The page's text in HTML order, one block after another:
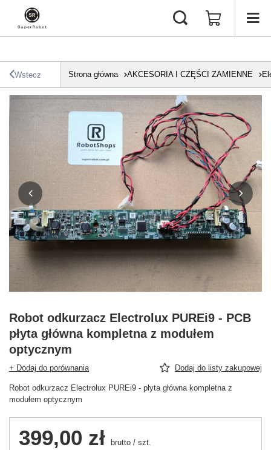
Wstecz Strona główna AKCESORIA I CZĘŚCI ZAMIENNE
Robot odkurzacz Electrolux PUREi9 - PCB
płyta główna kompletna z modułem
optycznym
+ Dodaj do porównania Dodaj do listy zakupowej
Robot odkurzacz Electrolux PUREi9 - płyta główna kompletna z
modułem optycznym
399,00 zł brutto / szt.